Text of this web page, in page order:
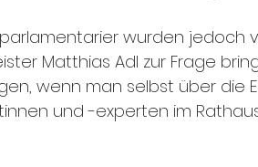
wurden jedoch
Matthias Adl zur Frage
wenn man selbst über die
und -experten im